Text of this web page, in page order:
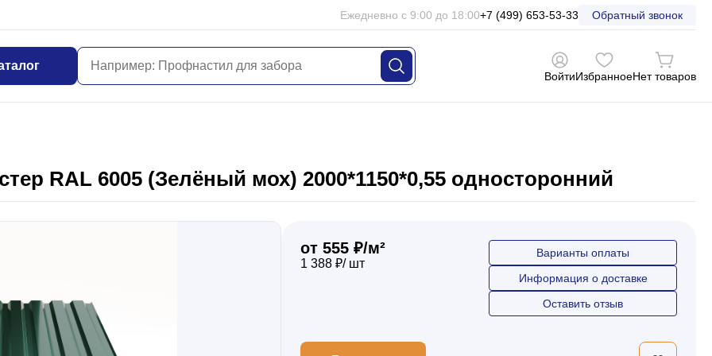
Ежедневно с 9:00 до 18:00+7 (499) 653-53-33 Обратный звонок
ВойтиИзбранноеНет товаров
RAL 6005 (Зелёный мох) 2000*1150*0,55 односторонний
от 555 ₽/м²
1 388 ₽/ шт
Варианты оплаты
Информация о доставке
Оставить отзыв